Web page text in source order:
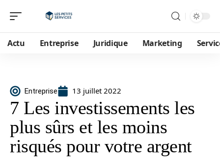
Actu Entreprise Juridique Marketing
Entreprise 13 juillet 2022
7 Les investissements les
plus sûrs et les moins
risqués pour votre argent